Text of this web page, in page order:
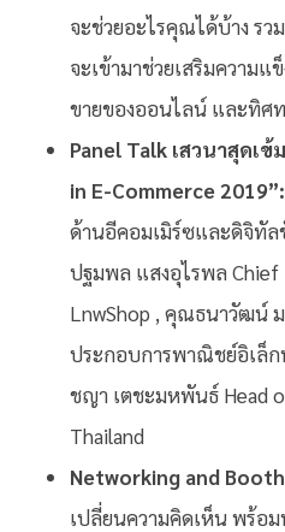
จะช่วยอะไรคุณได้บ้าง รว
จะเข้ามาช่วยเสริมความแ
ขายของออนไลน์ และทิศท
Panel Talk เสวนาสุดเ
in E-Commerce 2019”:
ด้านอีคอมเมิร์ซและดิจิทั
ปฐมพล แสงอุไรพล
LnwShop , คุณธนาวัฒน์
ประกอบการพาณิชย์อิเล็
ชญา เตชะมหพันธ์ Head
Thailand
Networking and
เปลี่ยนความคิดเห็น พร้อ